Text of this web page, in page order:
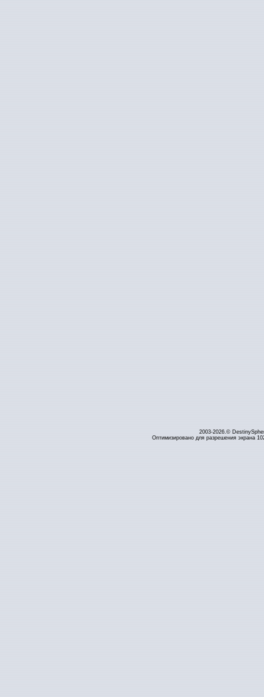
2003-2026.©
Оптимизировано для разрешения экрана